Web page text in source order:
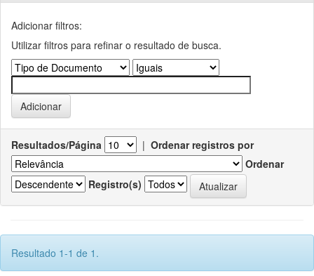
Adicionar filtros:
Utilizar filtros para refinar o resultado de busca.
Resultados/Página | Ordenar registros por
Ordenar
Registro(s)
Resultado 1-1 de 1.